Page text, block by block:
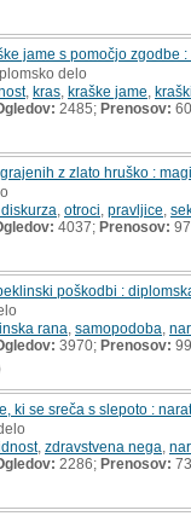
jame s pomočjo zgodbe
delo
, kras kraške jame
2485; Prenosov: 60
z zlato hruško :
otroci pravljice
4037; Prenosov: 97
poškodbi :
rana samopodoba
3970; Prenosov: 99
ki se sreča s slepoto :
, zdravstvena nega
2286; Prenosov: 73